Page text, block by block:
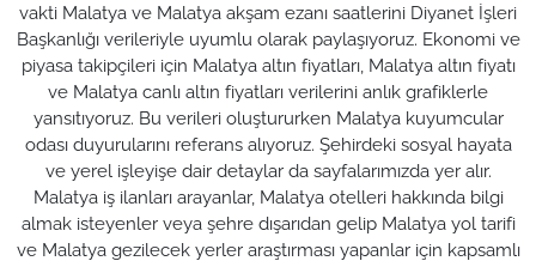
vakti Malatya ve Malatya akşam ezanı saatlerini Diyanet İşleri
Başkanlığı verileriyle uyumlu olarak paylaşıyoruz. Ekonomi ve
piyasa takipçileri için Malatya altın fiyatları, Malatya altın fiyatı
ve Malatya canlı altın fiyatları verilerini anlık grafiklerle
yansıtıyoruz. Bu verileri oluştururken Malatya kuyumcular
odası duyurularını referans alıyoruz. Şehirdeki sosyal hayata
ve yerel işleyişe dair detaylar da sayfalarımızda yer alır.
Malatya iş ilanları arayanlar, Malatya otelleri hakkında bilgi
almak isteyenler veya şehre dışarıdan gelip Malatya yol tarifi
ve Malatya gezilecek yerler araştırması yapanlar için kapsamlı